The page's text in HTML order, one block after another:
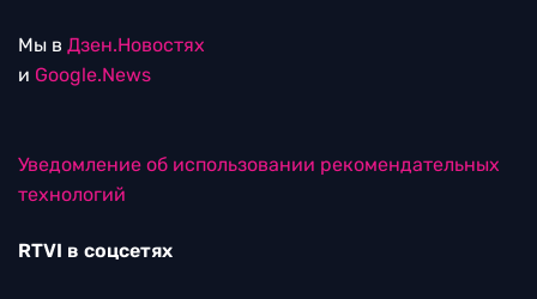
Мы в Дзен.Новостях
и Google.News
Уведомление об использовании рекомендательных
технологий
RTVI в соцсетях